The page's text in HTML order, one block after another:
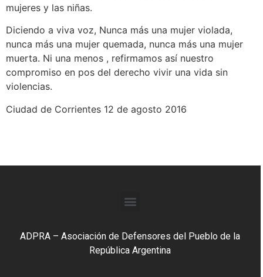
mujeres y las niñas.
Diciendo a viva voz, Nunca más una mujer violada,
nunca más una mujer quemada, nunca más una mujer
muerta. Ni una menos , refirmamos así nuestro
compromiso en pos del derecho vivir una vida sin
violencias.
Ciudad de Corrientes 12 de agosto 2016
ADPRA – Asociación de Defensores del Pueblo de la
República Argentina